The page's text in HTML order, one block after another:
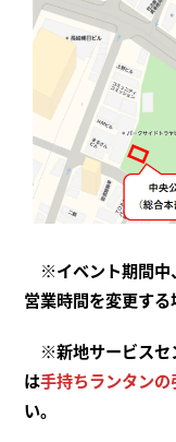
※イベント期間中
営業時間を変更する
※新地サービスセ
は手持ちランタン
い。